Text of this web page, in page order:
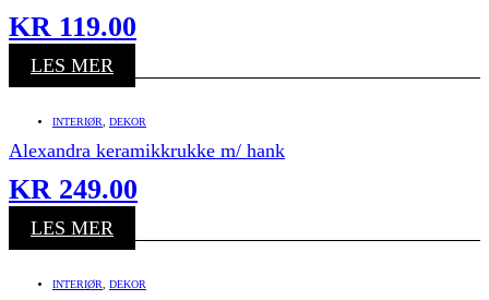
KR 119.00
LES MER
INTERIØR DEKOR
Alexandra keramikkrukke m/ hank
KR 249.00
LES MER
INTERIØR DEKOR